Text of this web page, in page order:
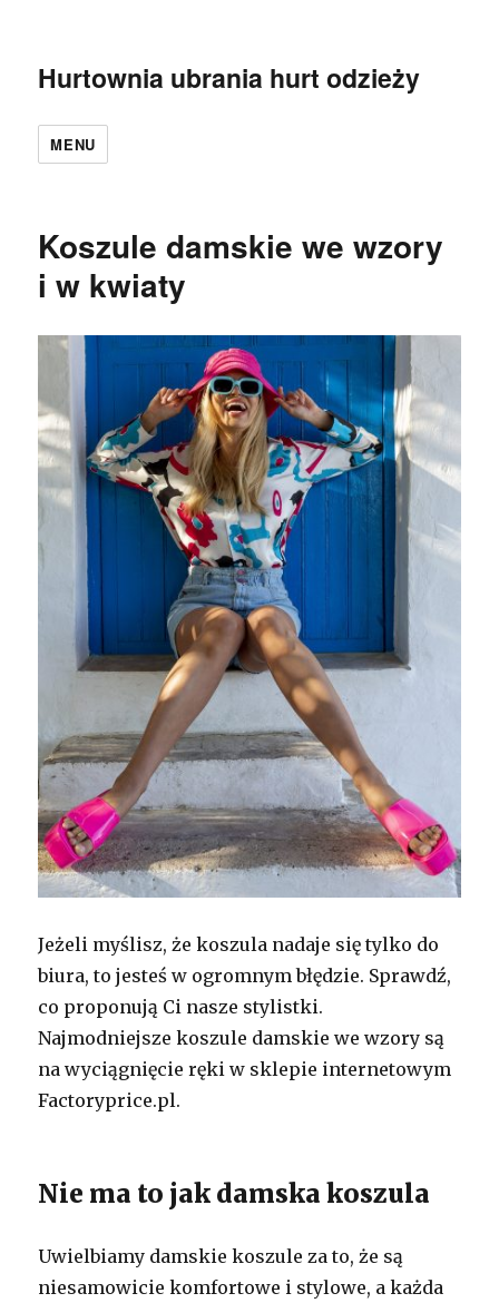
Hurtownia ubrania hurt odzieży
MENU
Koszule damskie we wzory
i w kwiaty
Jeżeli myślisz, że koszula nadaje się tylko do
biura, to jesteś w ogromnym błędzie. Sprawdź,
co proponują Ci nasze stylistki.
Najmodniejsze koszule damskie we wzory są
na wyciągnięcie ręki w sklepie internetowym
Factoryprice.pl.
Nie ma to jak damska koszula
Uwielbiamy damskie koszule za to, że są
niesamowicie komfortowe i stylowe, a każda